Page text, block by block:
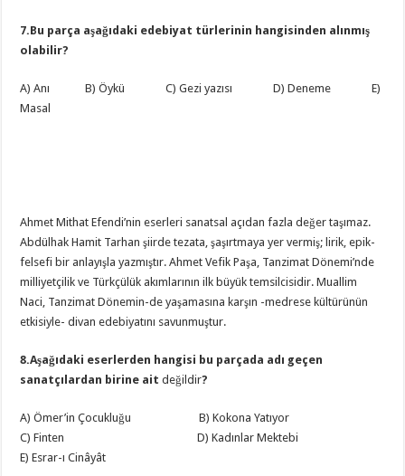
7.Bu parça aşağıdaki edebiyat türlerinin hangisinden alınmış
olabilir?
A) Anı B) Öykü C) Gezi yazısı D) Deneme E)
Masal
Ahmet Mithat Efendi’nin eserleri sanatsal açıdan fazla değer taşımaz.
Abdülhak Hamit Tarhan şiirde tezata, şaşırtmaya yer vermiş; lirik, epik-
felsefi bir anlayışla yazmıştır. Ahmet Vefik Paşa, Tanzimat Dönemi’nde
milliyetçilik ve Türkçülük akımlarının ilk büyük temsilcisidir. Muallim
Naci, Tanzimat Dönemin-de yaşamasına karşın -medrese kültürünün
etkisiyle- divan edebiyatını savunmuştur.
8.Aşağıdaki eserlerden hangisi bu parçada adı geçen
sanatçılardan birine aitdeğildir?
A) Ömer’in Çocukluğu B) Kokona Yatıyor
C) Finten D) Kadınlar Mektebi
E) Esrar-ı Cinâyât